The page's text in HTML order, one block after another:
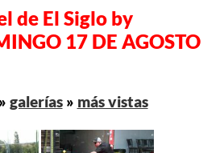
de El Siglo by
17 DE AGOSTO
galerías» más vistas